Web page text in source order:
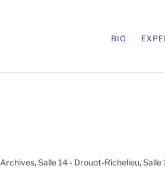
BIO
Archives,Salle 14 - Drouot-Richelieu,Salle